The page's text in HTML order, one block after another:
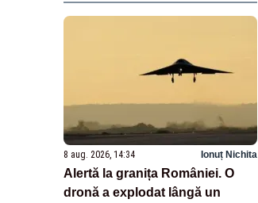
8 aug. 2026, 14:34 Ionuț Nichita
Alertă la granița României. O
dronă a explodat lângă un